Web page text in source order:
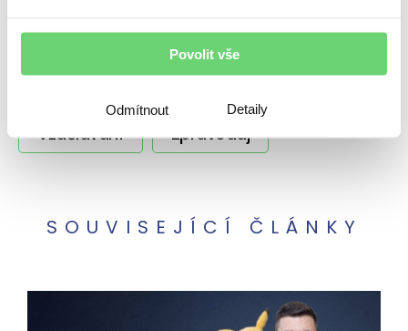
Detaily
Povolit vše
Odmítnout
Vzdělávání
Zpravodaj
SOUVISEJÍCÍ ČLÁNKY